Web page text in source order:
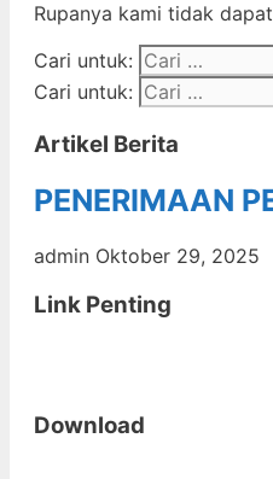
Rupanya kami tidak
Cari untuk:
Cari untuk:
Artikel Berita
PENERIMAAN
admin Oktober 29, 2025
Link Penting
Download